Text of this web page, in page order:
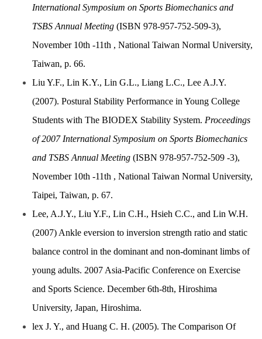
International Symposium on Sports Biomechanics and
TSBS Annual Meeting (ISBN 978-957-752-509-3),
November 10th -11th , National Taiwan Normal University,
Taiwan, p. 66.
Liu Y.F., Lin K.Y., Lin G.L., Liang L.C., Lee A.J.Y.
(2007). Postural Stability Performance in Young College
Students with The BIODEX Stability System. Proceedings
of 2007 International Symposium on Sports Biomechanics
and TSBS Annual Meeting (ISBN 978-957-752-509 -3),
November 10th -11th , National Taiwan Normal University,
Taipei, Taiwan, p. 67.
Lee, A.J.Y., Liu Y.F., Lin C.H., Hsieh C.C., and Lin W.H.
(2007) Ankle eversion to inversion strength ratio and static
balance control in the dominant and non-dominant limbs of
young adults. 2007 Asia-Pacific Conference on Exercise
and Sports Science. December 6th-8th, Hiroshima
University, Japan, Hiroshima.
lex J. Y., and Huang C. H. (2005). The Comparison Of